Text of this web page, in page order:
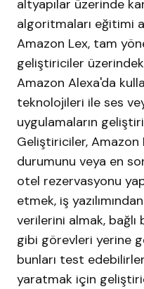
altyapılar üzerinde
algoritmaları eğitimi
Amazon Lex, tam
geliştiriciler
Amazon Alexa'da
teknolojileri ile ses
uygulamaların
Geliştiriciler, Amazon
durumunu veya en
otel rezervasyonu
etmek, iş
verilerini almak,
gibi görevleri yerine
bunları test
yaratmak için